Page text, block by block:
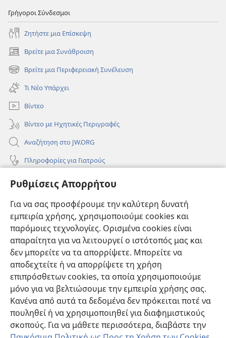
Ρυθμίσεις Απορρήτου
Για να σας προσφέρουμε την καλύτερη δυνατή
εμπειρία χρήσης, χρησιμοποιούμε cookies και
παρόμοιες τεχνολογίες. Ορισμένα cookies είναι
απαραίτητα για να λειτουργεί ο ιστότοπός μας και
δεν μπορείτε να τα απορρίψετε. Μπορείτε να
αποδεχτείτε ή να απορρίψετε τη χρήση
επιπρόσθετων cookies, τα οποία χρησιμοποιούμε
μόνο για να βελτιώσουμε την εμπειρία χρήσης σας.
Κανένα από αυτά τα δεδομένα δεν πρόκειται ποτέ να
πουληθεί ή να χρησιμοποιηθεί για διαφημιστικούς
σκοπούς. Για να μάθετε περισσότερα, διαβάστε την
Γρήγοροι Σύνδεσμοι
Ζητήστε μια Επίσκεψη
Βρείτε μια Συνάθροιση
(ανοίγει
νέο
παράθυρο)
Βρείτε μια Περιφερειακή Συνέλευση
(ανοίγει
νέο
παράθυρο)
Τι Νέο Υπάρχει
Βίντεο
Βίντεο με Ηχητικές Περιγραφές
Αναζήτηση στο JW.ORG
Πληροφορίες για Γιατρούς
Πληροφορίες για Επίσημους Φορείς και ΜΜΕ
Συνεισφορές
(ανοίγει
παράθυρο)ΔΙΑΔΙΚΤΥΑΚΗ ΒΙΒΛΙΟΘΗΚΗ της Σκοπιάς™
(ανοίγει
νέο
παράθυρο)
JW Hub ®
(ανοίγει
νέο
παράθυρο)JW Library®
Βιβλιοθήκη της Σκοπιάς